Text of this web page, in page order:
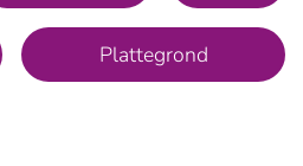
Plattegrond